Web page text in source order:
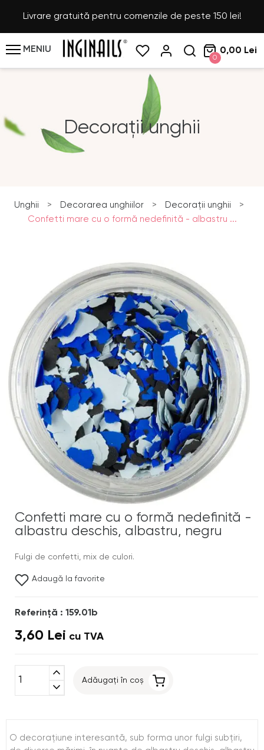
Livrare gratuită pentru comenzile de peste 150 lei!
MENIU
0
0,00 Lei
Decorații unghii
Unghii > Decorarea unghiilor > Decorații unghii
>
Confetti mare cu o formă nedefinită - albastru ...
Confetti mare cu o formă nedefinită -
albastru deschis, albastru, negru
Fulgi de confetti, mix de culori.
Adaugă la favorite
Referinţă : 159.01b
3,60 Lei cu TVA
expand_less
expand_more
Adăugați în coș
O decoraţiune interesantă, sub forma unor fulgi subţiri,